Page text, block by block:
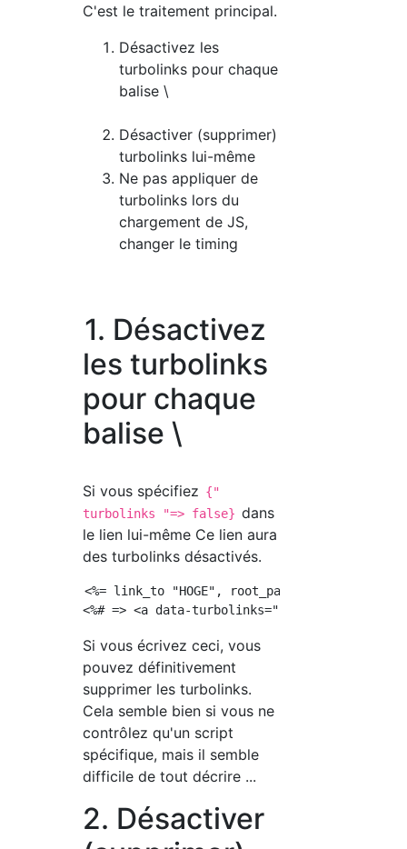
C'est le traitement principal.
Désactivez les
turbolinks pour chaque
balise \
Désactiver (supprimer)
turbolinks lui-même
Ne pas appliquer de
turbolinks lors du
chargement de JS,
changer le timing
1. Désactivez
les turbolinks
pour chaque
balise \
Si vous spécifiez {"
turbolinks "=> false} dans
le lien lui-même Ce lien aura
des turbolinks désactivés.
<%= link_to "HOGE", root_path, data:
Si vous écrivez ceci, vous
pouvez définitivement
supprimer les turbolinks.
Cela semble bien si vous ne
contrôlez qu'un script
spécifique, mais il semble
difficile de tout décrire ...
2. Désactiver